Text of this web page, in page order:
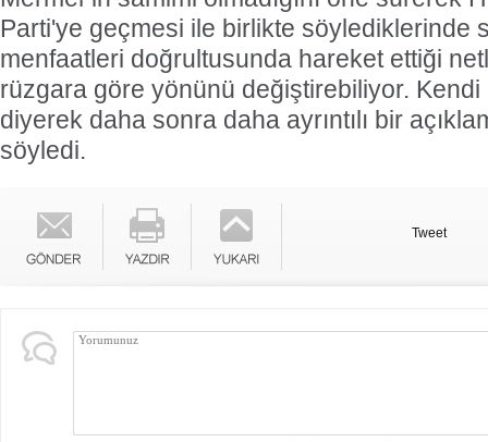
Parti'ye geçmesi ile birlikte söylediklerinde
menfaatleri doğrultusunda hareket ettiği
rüzgara göre yönünü değiştirebiliyor. Kendi
diyerek daha sonra daha ayrıntılı bir
söyledi.
Tweet